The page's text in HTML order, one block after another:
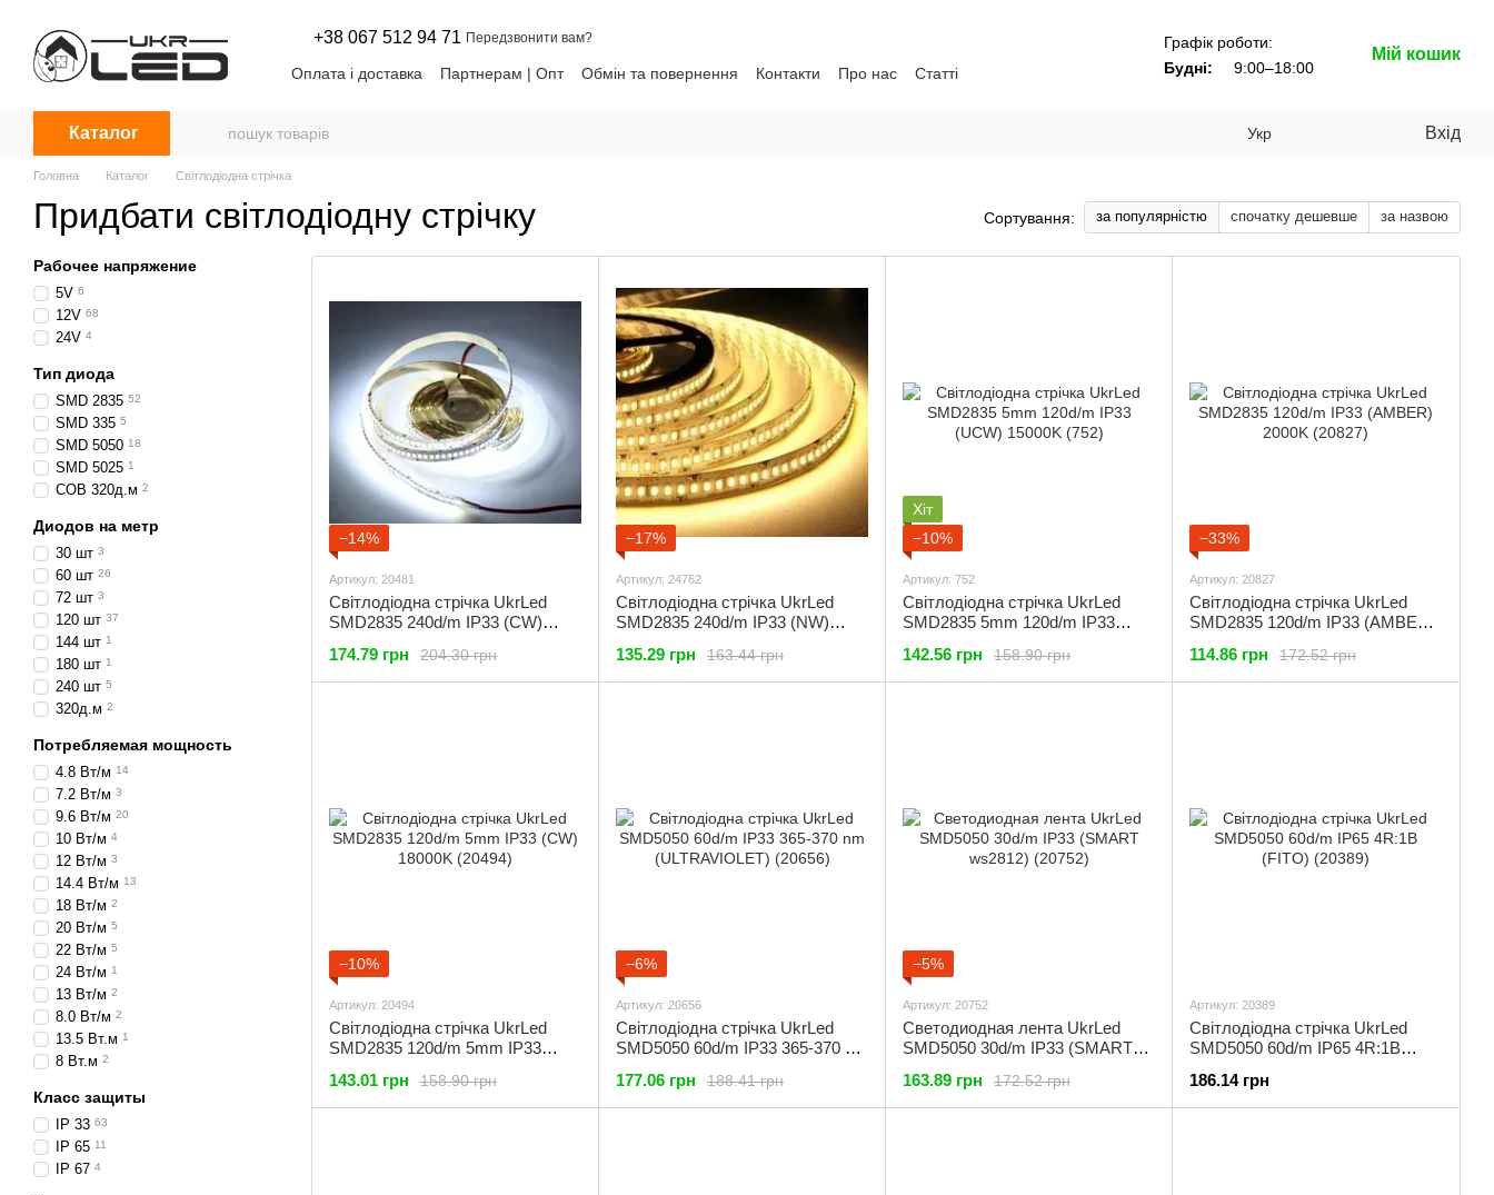
+38 067 512 94 71 Передзвонити вам?
Оплата і доставка Партнерам | Опт Обмін та повернення Контакти Про нас
Статті
Графік роботи:
Будні:
9:00–18:00
Мій кошик
Каталог Укр Вхід
Головна Каталог Світлодіодна стрічка
Придбати світлодіодну стрічку Сортування: за популярністю спочатку дешевше за назвою
−14%
Артикул: 20481
Світлодіодна стрічка UkrLed
SMD2835 240d/m IP33 (CW)
204.30 грн
174.79 грн
−17%
Артикул: 24762
Світлодіодна стрічка UkrLed
SMD2835 240d/m IP33 (NW)
163.44 грн
135.29 грн
Хіт
−10%
Артикул: 752
Світлодіодна стрічка UkrLed
SMD2835 5mm 120d/m IP33
158.90 грн
142.56 грн
−33%
Артикул: 20827
Світлодіодна стрічка UkrLed
SMD2835 120d/m IP33 (AMBER)
172.52 грн
114.86 грн
−10%
Артикул: 20494
Світлодіодна стрічка UkrLed
SMD2835 120d/m 5mm IP33
158.90 грн
143.01 грн
−6%
Артикул: 20656
Світлодіодна стрічка UkrLed
SMD5050 60d/m IP33 365-370 nm
188.41 грн
177.06 грн
−5%
Артикул: 20752
Светодиодная лента UkrLed
SMD5050 30d/m IP33 (SMART
172.52 грн
163.89 грн
Артикул: 20389
Світлодіодна стрічка UkrLed
SMD5050 60d/m IP65 4R:1B
186.14 грн
Рабочее напряжение
5V 6
12V 68
24V 4
Тип диода
SMD 2835 52
SMD 335 5
SMD 5050 18
SMD 5025 1
COB 320д.м 2
Диодов на метр
30 шт 3
60 шт 26
72 шт 3
120 шт 37
144 шт 1
180 шт 1
240 шт 5
320д.м 2
Потребляемая мощность
4.8 Вт/м 14
7.2 Вт/м 3
9.6 Вт/м 20
10 Вт/м 4
12 Вт/м 3
14.4 Вт/м 13
18 Вт/м 2
20 Вт/м 5
22 Вт/м 5
24 Вт/м 1
13 Вт/м 2
8.0 Вт/м 2
13.5 Вт.м 1
8 Вт.м 2
Класс защиты
IP 33 63
IP 65 11
IP 67 4